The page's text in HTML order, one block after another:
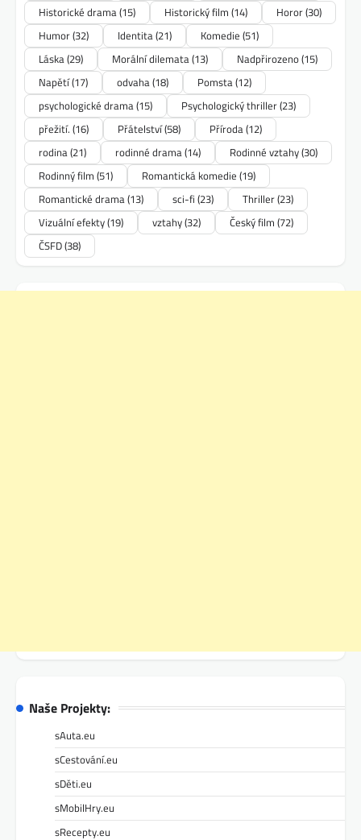
Historické drama(15) Historický film (14) Horor(30)
Humor(32) Identita(21) Komedie (51)
Láska(29) Morální dilemata(13) Nadpřirozeno(15)
Napětí(17) odvaha(18) Pomsta(12)
psychologické drama(15) Psychologický thriller(23)
přežití. (16) Přátelství(58) Příroda(12)
rodina(21) rodinné drama(14) Rodinné vztahy(30)
Rodinný film (51) Romantická komedie (19)
Romantické drama(13) sci-fi (23) Thriller(23)
Vizuální efekty(19) vztahy(32) Český film (72)
ČSFD(38)
Naše Projekty:
sAuta.eu
sCestování.eu
sDěti.eu
sMobilHry.eu
sRecepty.eu